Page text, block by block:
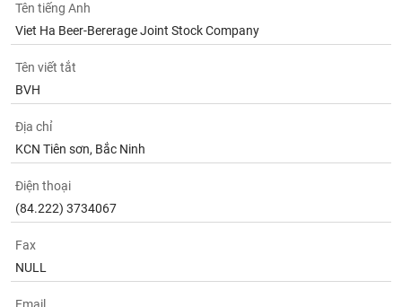
Tên tiếng Anh
Viet Ha Beer-Bererage Joint Stock Company
Tên viết tắt
BVH
Địa chỉ
KCN Tiên sơn, Bắc Ninh
Điện thoại
(84.222) 3734067
Fax
NULL
Tất cả Người nội bộ Người liên quan
Tin
tức
(-)
Bài
của
tác
giả
Báo
cáo